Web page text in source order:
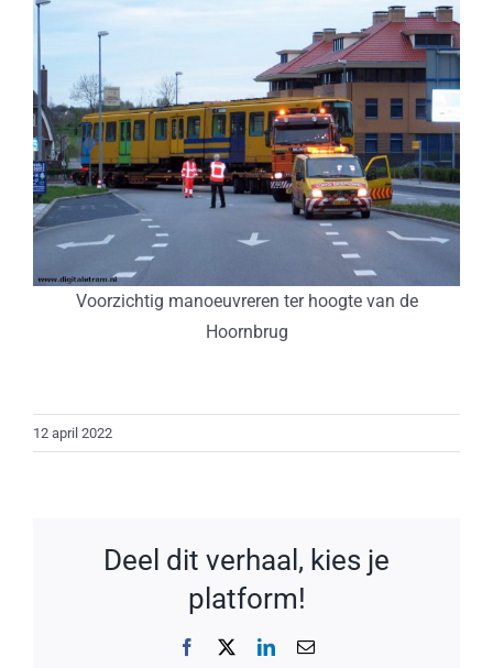
Voorzichtig manoeuvreren ter hoogte van de
Hoornbrug
12 april 2022
Deel dit verhaal, kies je
platform!
Facebook LinkedIn
E-